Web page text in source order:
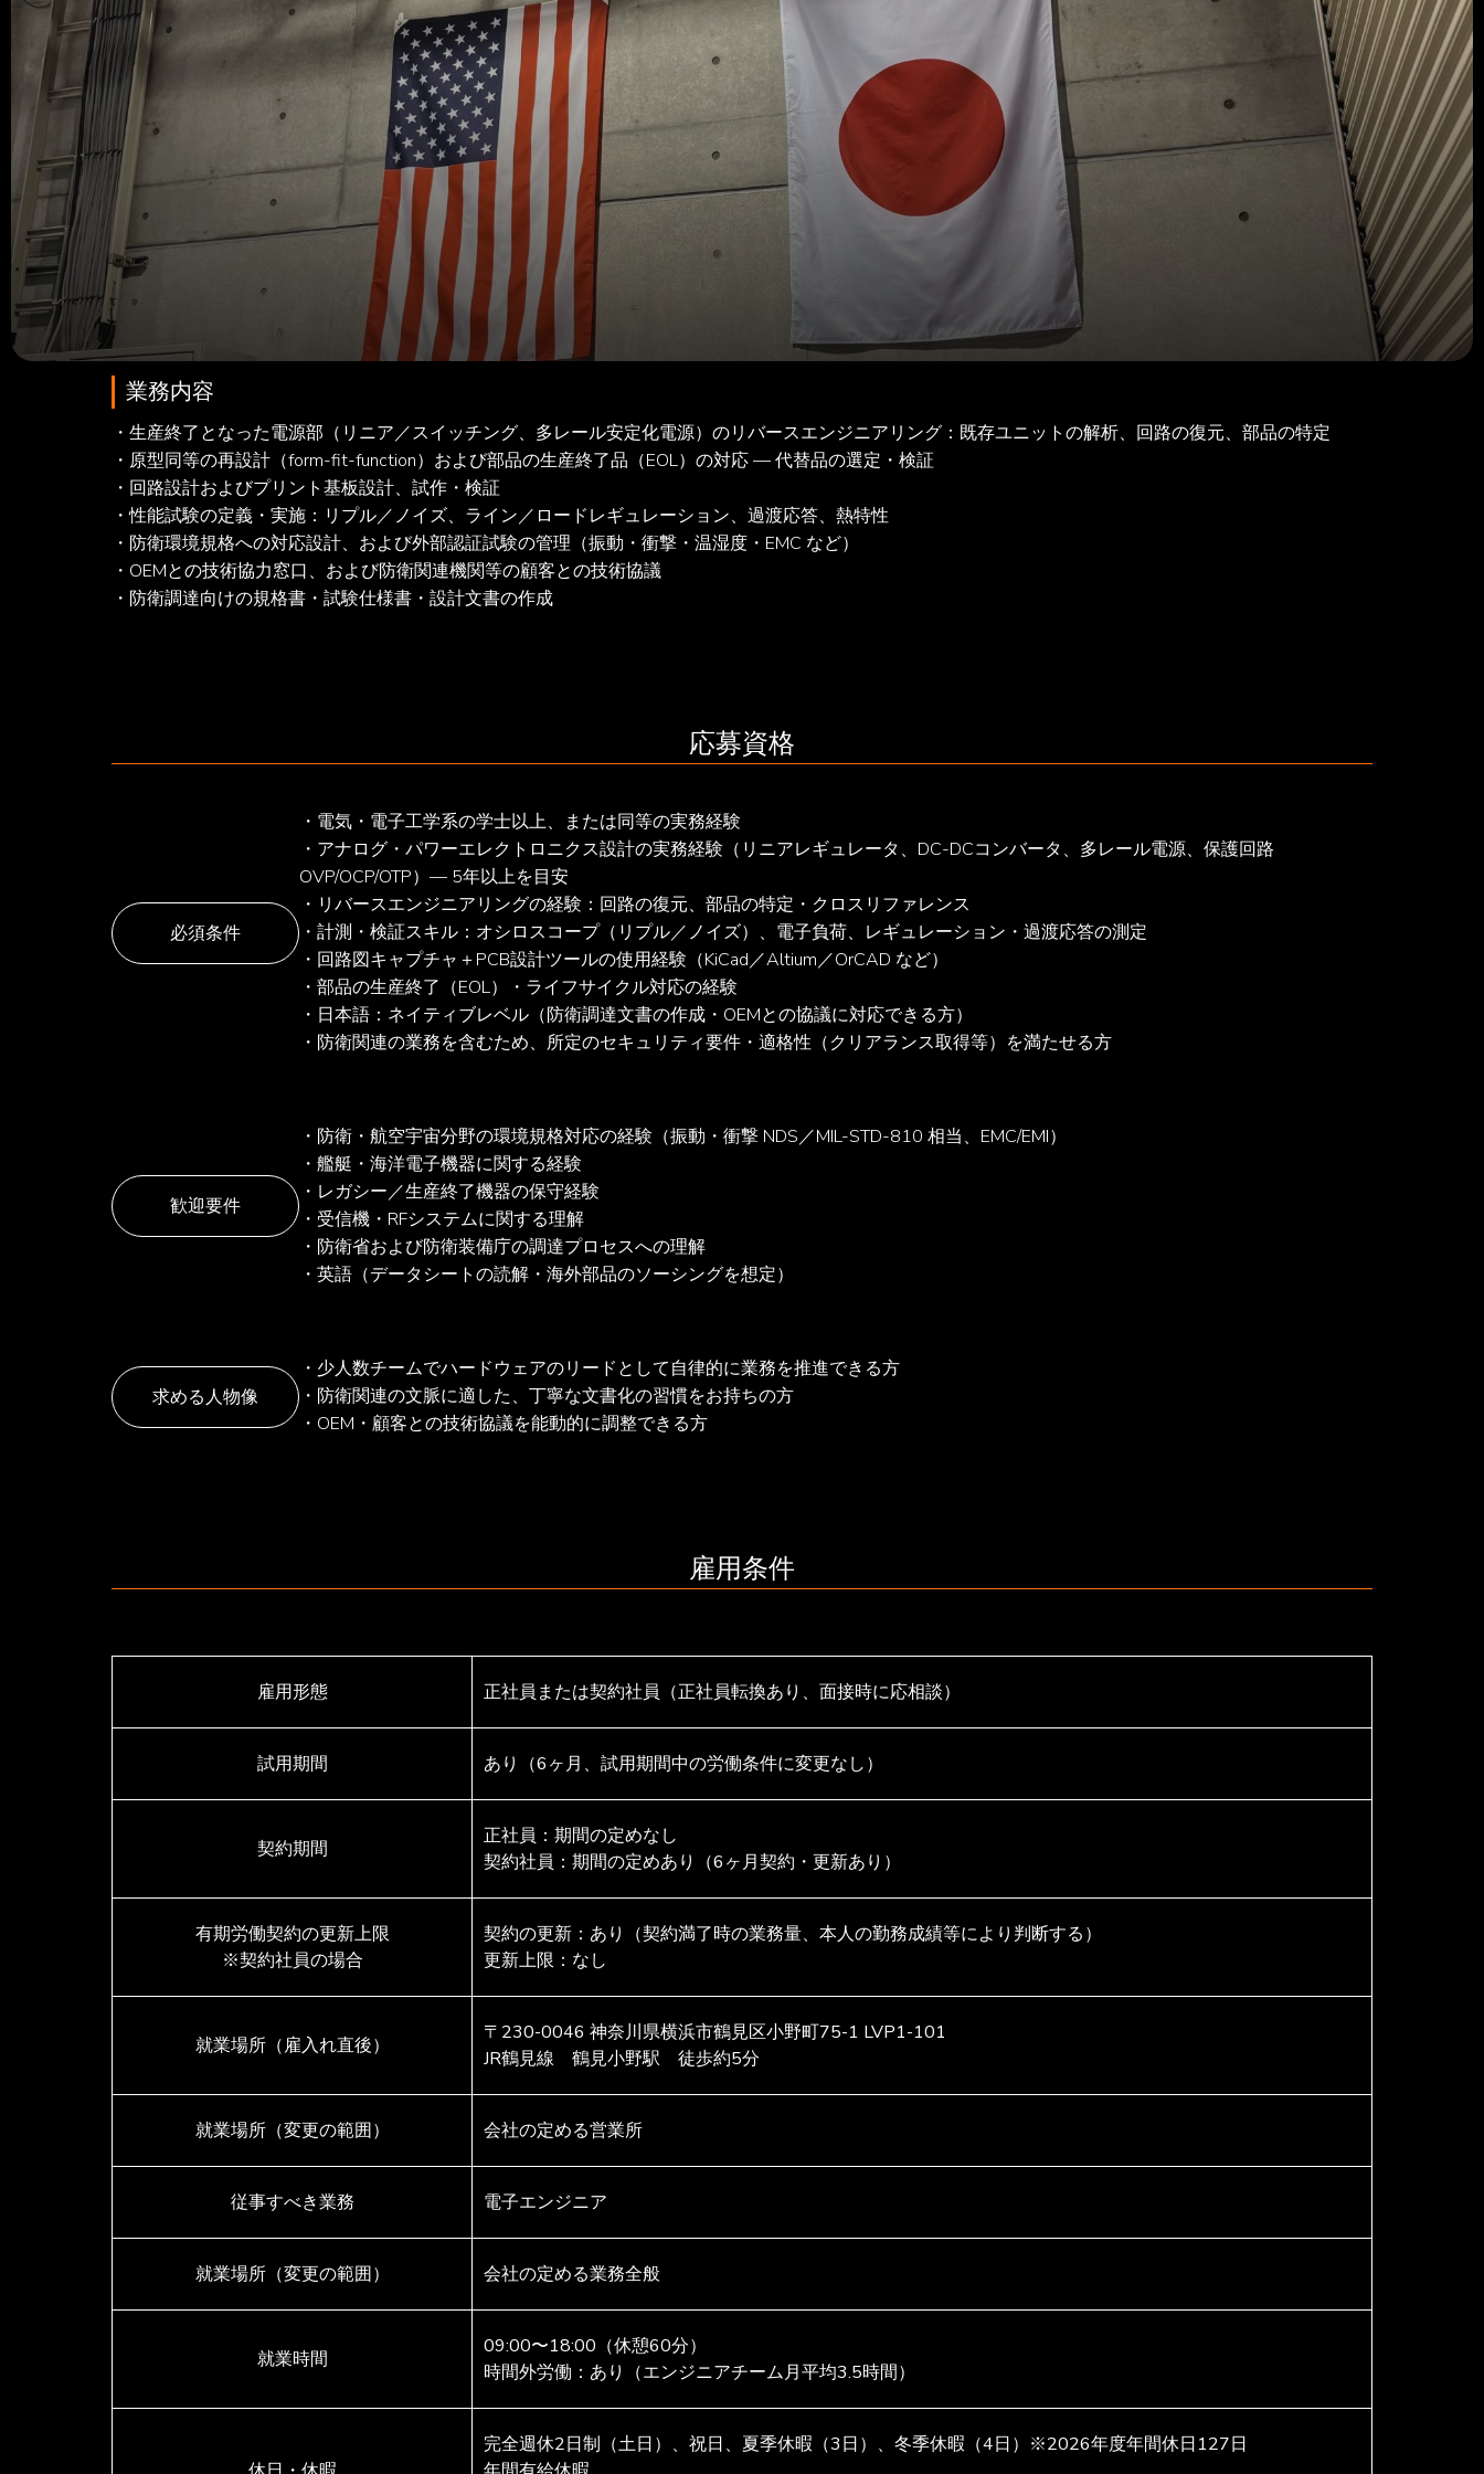
電子エンジニア（電源部／パワーエレクトロニクス）
募集ポジションについて
生産終了となった電源部（多出力電源ユニット）をリバースエンジニアリングし、原型と同等のForm Fit Functionで再設計・再製造するプロジェクトを担当いた
だく電子エンジニアを募集します。OEMの技術支援を受けながら、防衛環境規格に対応した設計・検証・文書化まで一貫して担当いただきます。
業務内容
・生産終了となった電源部（リニア／スイッチング、多レール安定化電源）のリバースエンジニアリング：既存ユニットの解析、回路の復元、部品の特定
・原型同等の再設計（form-fit-function）および部品の生産終了品（EOL）の対応 — 代替品の選定・検証
・回路設計およびプリント基板設計、試作・検証
・性能試験の定義・実施：リプル／ノイズ、ライン／ロードレギュレーション、過渡応答、熱特性
・防衛環境規格への対応設計、および外部認証試験の管理（振動・衝撃・温湿度・EMC など）
・OEMとの技術協力窓口、および防衛関連機関等の顧客との技術協議
・防衛調達向けの規格書・試験仕様書・設計文書の作成
応募資格
必須条件
・電気・電子工学系の学士以上、または同等の実務経験
・アナログ・パワーエレクトロニクス設計の実務経験（リニアレギュレータ、DC-DCコンバータ、多レール電源、保護回路
OVP/OCP/OTP）— 5年以上を目安
・リバースエンジニアリングの経験：回路の復元、部品の特定・クロスリファレンス
・計測・検証スキル：オシロスコープ（リプル／ノイズ）、電子負荷、レギュレーション・過渡応答の測定
・回路図キャプチャ＋PCB設計ツールの使用経験（KiCad／Altium／OrCAD など）
・部品の生産終了（EOL）・ライフサイクル対応の経験
・日本語：ネイティブレベル（防衛調達文書の作成・OEMとの協議に対応できる方）
・防衛関連の業務を含むため、所定のセキュリティ要件・適格性（クリアランス取得等）を満たせる方
歓迎要件
・防衛・航空宇宙分野の環境規格対応の経験（振動・衝撃 NDS／MIL-STD-810 相当、EMC/EMI）
・艦艇・海洋電子機器に関する経験
・レガシー／生産終了機器の保守経験
・受信機・RFシステムに関する理解
・防衛省および防衛装備庁の調達プロセスへの理解
・英語（データシートの読解・海外部品のソーシングを想定）
求める人物像
・少人数チームでハードウェアのリードとして自律的に業務を推進できる方
・防衛関連の文脈に適した、丁寧な文書化の習慣をお持ちの方
・OEM・顧客との技術協議を能動的に調整できる方
雇用条件
雇用形態 正社員または契約社員（正社員転換あり、面接時に応相談）
試用期間 あり（6ヶ月、試用期間中の労働条件に変更なし）
契約期間
正社員：期間の定めなし
契約社員：期間の定めあり（6ヶ月契約・更新あり）
有期労働契約の更新上限
※契約社員の場合
契約の更新：あり（契約満了時の業務量、本人の勤務成績等により判断する）
更新上限：なし
就業場所（雇入れ直後）
〒230-0046 神奈川県横浜市鶴見区小野町75-1 LVP1-101
JR鶴見線 鶴見小野駅 徒歩約5分
就業場所（変更の範囲） 会社の定める営業所
従事すべき業務 電子エンジニア
就業場所（変更の範囲） 会社の定める業務全般
就業時間
09:00〜18:00（休憩60分）
時間外労働：あり（エンジニアチーム月平均3.5時間）
完全週休2日制（土日）、祝日、夏季休暇（3日）、冬季休暇（4日）※2026年度年間休日127日